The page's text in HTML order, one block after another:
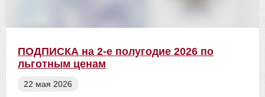
ПОДПИСКА на 2-е полугодие 2026 по
льготным ценам
22 мая 2026